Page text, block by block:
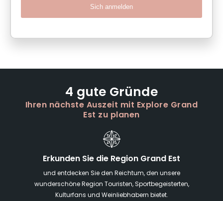
Sich anmelden
4 gute Gründe
Ihren nächste Auszeit mit Explore Grand
Est zu planen
Erkunden Sie die Region Grand Est
und entdecken Sie den Reichtum, den unsere
wunderschöne Region Touristen, Sportbegeisterten,
Kulturfans und Weinliebhabern bietet.